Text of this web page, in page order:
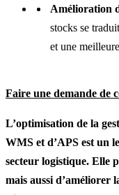
Amélioration
stocks se
et une
Faire une demande de
L’optimisation de la
WMS et d’APS est un
secteur logistique. Elle
mais aussi d’améliorer